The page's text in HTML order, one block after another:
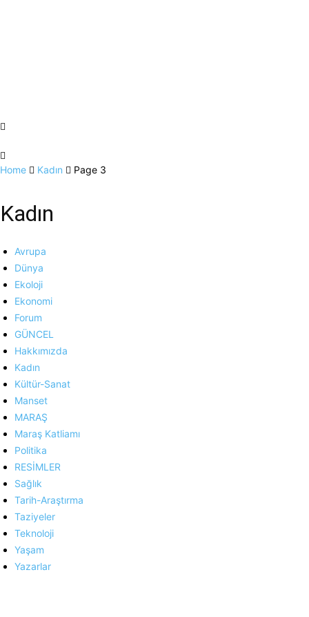
Home Kadın Page 3
Kadın
Avrupa
Dünya
Ekoloji
Ekonomi
Forum
GÜNCEL
Hakkımızda
Kadın
Kültür-Sanat
Manset
MARAŞ
Maraş Katliamı
Politika
RESİMLER
Sağlık
Tarih-Araştırma
Taziyeler
Teknoloji
Yaşam
Yazarlar